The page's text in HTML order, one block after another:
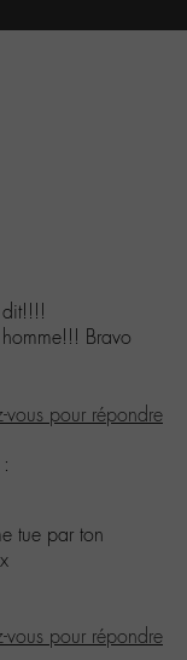
Bravo
vous pour répondre
tue par ton
vous pour répondre